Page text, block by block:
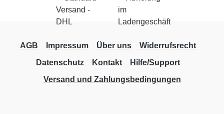
AGB Impressum Über uns
Widerrufsrecht
Datenschutz
Kontakt
Hilfe/Support
Versand und Zahlungsbedingungen